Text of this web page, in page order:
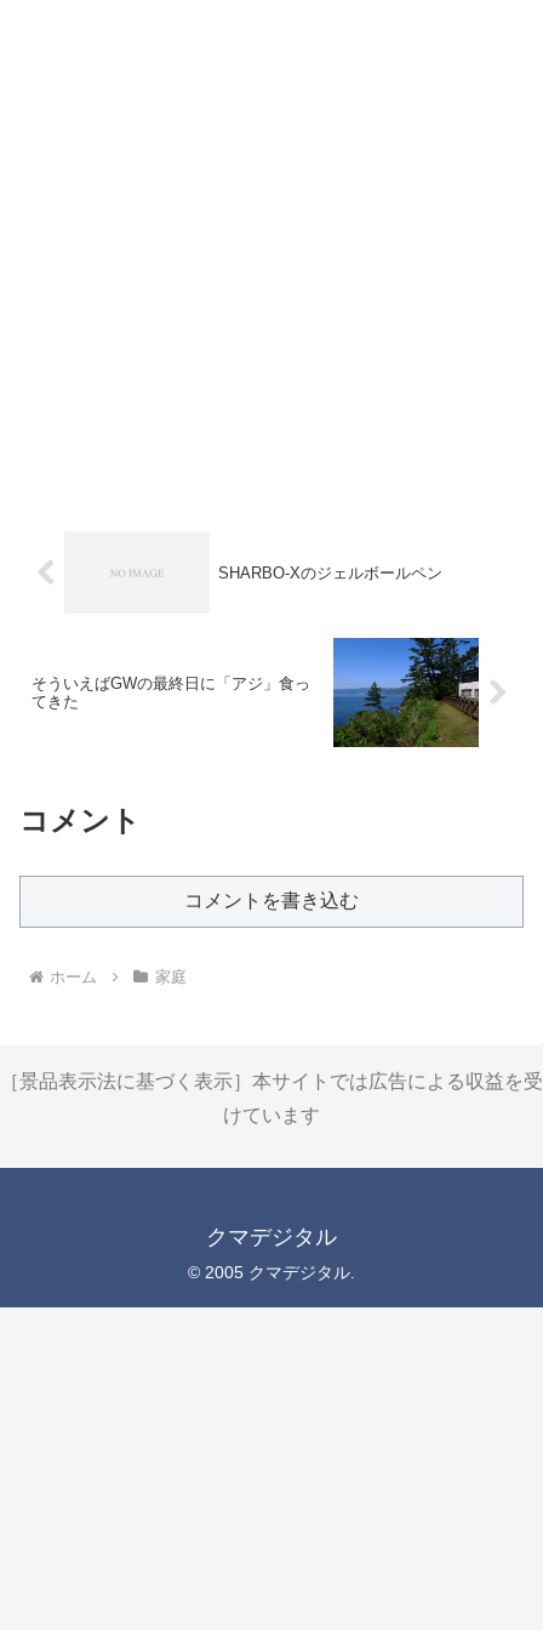
SHARBO-Xのジェルボールペン
そういえばGWの最終日に「アジ」食っ
てきた
コメント
コメントを書き込む
ホーム 家庭
［景品表示法に基づく表示］本サイトでは広告による収益を受
けています
クマデジタル
© 2005 クマデジタル.